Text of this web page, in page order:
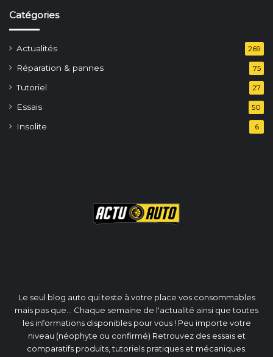
Catégories
Actualités 269
Réparation & pannes 75
Tutoriel 27
Essais 50
Insolite 6
Le seul blog auto qui teste à votre place vos consommables
mais pas que... Chaque semaine de l'actualité ainsi que toutes
les informations disponibles pour vous ! Peu importe votre
niveau (néophyte ou confirmé) Retrouvez des essais et
comparatifs produits, tutoriels pratiques et mécaniques.